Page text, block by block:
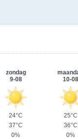
zondag
9-08
10-08
24°C
25°C
37°C
36°C
0%
0%